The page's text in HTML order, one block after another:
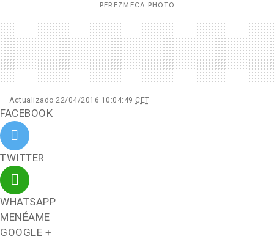
PEREZMECA PHOTO
Actualizado 22/04/2016 10:04:49 CET
FACEBOOK
TWITTER
WHATSAPP
MENÉAME
GOOGLE +